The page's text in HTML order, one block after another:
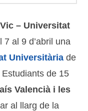
– Universitat
7 al 9 d’abril una
Universitària de
Estudiants de 15
Valencià i les
al llarg de la